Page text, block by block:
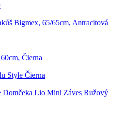
Bigmex, 65/65cm, Antracitová
Čierna
Style Čierna
Domčeka Lio Mini Záves Ružový